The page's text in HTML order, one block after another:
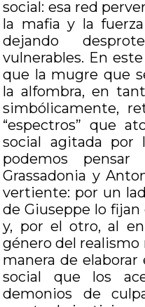
social: esa red
la mafia y la
dejando
vulnerables. En
que la mugre que
la alfombra, en
simbólicamente,
“espectros” que
social agitada por
podemos
Grassadonia y
vertiente: por un
de Giuseppe lo
y, por el otro, al
género del
manera de
social que los
demonios de